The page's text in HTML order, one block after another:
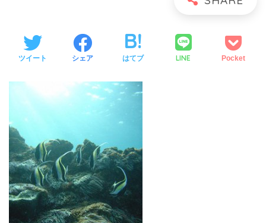
ツイート シェア はてブ LINE Pocket